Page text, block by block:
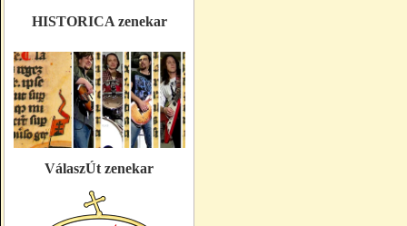
HISTORICA zenekar
VálaszÚt zenekar